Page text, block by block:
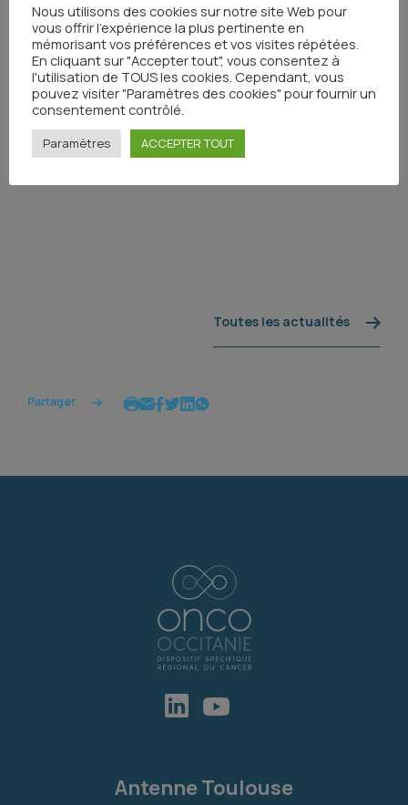
Annuaire régionale des Centres de Ressources
Biologiques (CRB) de la région Occitanie >
l’annuaire
Cette annuaire référence les Centres de Ressources
Biologiques (CRB) de la région Occitanie. Contient les
formulaire de demande de ressources biologiques.
Toutes les actualités
Partager
Antenne Toulouse
Nous utilisons des cookies sur notre site Web pour
vous offrir l'expérience la plus pertinente en
mémorisant vos préférences et vos visites répétées.
En cliquant sur "Accepter tout", vous consentez à
l'utilisation de TOUS les cookies. Cependant, vous
pouvez visiter "Paramètres des cookies" pour fournir un
consentement contrôlé.
Paramètres ACCEPTER TOUT